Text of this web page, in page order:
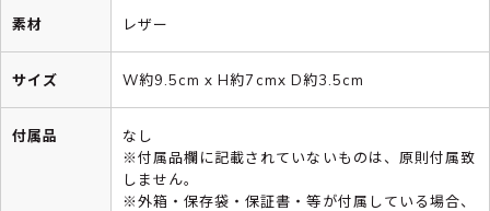
素材 レザー
サイズ W約9.5cm x H約7cmx D約3.5cm
付属品
なし
※付属品欄に記載されていないものは、原則付属致
しません。
※外箱・保存袋・保証書・等が付属している場合、